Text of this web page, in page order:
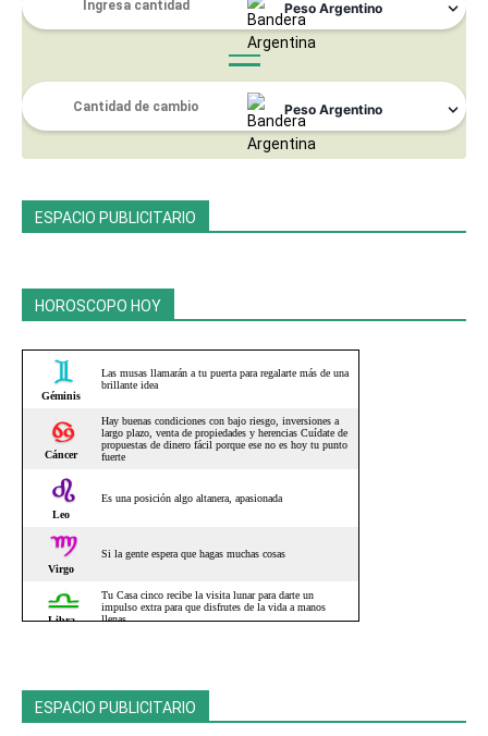
ESPACIO PUBLICITARIO
HOROSCOPO HOY
ESPACIO PUBLICITARIO